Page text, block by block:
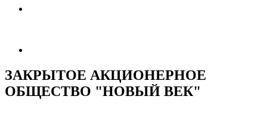
ЗАКРЫТОЕ АКЦИОНЕРНОЕ
ОБЩЕСТВО "НОВЫЙ ВЕК"